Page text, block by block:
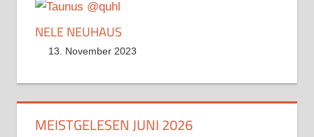
NELE NEUHAUS
13. November 2023
MEISTGELESEN JUNI 2026